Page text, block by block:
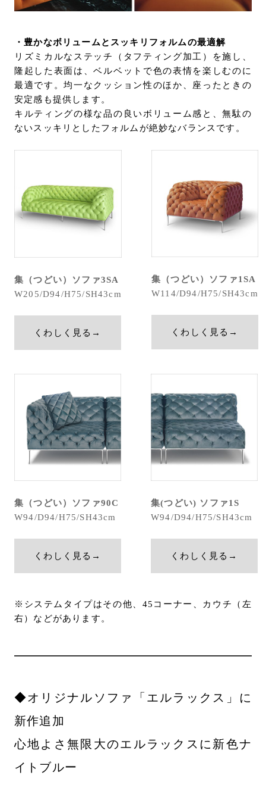
・豊かなボリュームとスッキリフォルムの最適解
リズミカルなステッチ（タフティング加工）を施し、
隆起した表面は、ベルベットで色の表情を楽しむのに
最適です。均一なクッション性のほか、座ったときの
安定感も提供します。
キルティングの様な品の良いボリューム感と、無駄の
ないスッキリとしたフォルムが絶妙なバランスです。
集（つどい）ソファ3SA
W205/D94/H75/SH43cm
くわしく見る→
集（つどい）ソファ1SA
W114/D94/H75/SH43cm
くわしく見る→
集（つどい）ソファ90C
W94/D94/H75/SH43cm
くわしく見る→
集(つどい) ソファ1S
W94/D94/H75/SH43cm
くわしく見る→
※システムタイプはその他、45コーナー、カウチ（左
右）などがあります。
◆オリジナルソファ「エルラックス」に
新作追加
心地よさ無限大のエルラックスに新色ナ
イトブルー